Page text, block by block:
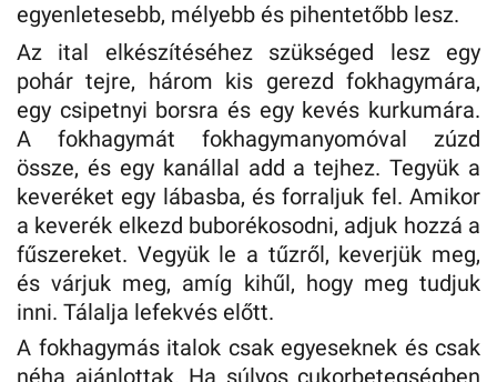
egyenletesebb, mélyebb és pihentetőbb lesz.
Az ital elkészítéséhez szükséged lesz egy
pohár tejre, három kis gerezd fokhagymára,
egy csipetnyi borsra és egy kevés kurkumára.
A fokhagymát fokhagymanyomóval zúzd
össze, és egy kanállal add a tejhez. Tegyük a
keveréket egy lábasba, és forraljuk fel. Amikor
a keverék elkezd buborékosodni, adjuk hozzá a
fűszereket. Vegyük le a tűzről, keverjük meg,
és várjuk meg, amíg kihűl, hogy meg tudjuk
inni. Tálalja lefekvés előtt.
A fokhagymás italok csak egyeseknek és csak
néha ajánlottak. Ha súlyos cukorbetegségben